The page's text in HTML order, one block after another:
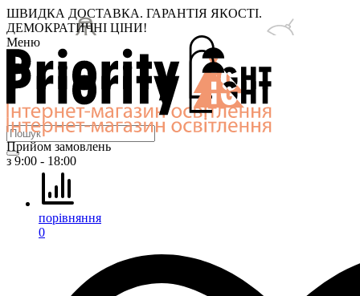
ШВИДКА ДОСТАВКА. ГАРАНТІЯ ЯКОСТІ.
ДЕМОКРАТИЧНІ ЦІНИ!
Меню
Прийом замовлень
з 9:00 - 18:00
порівняння
0